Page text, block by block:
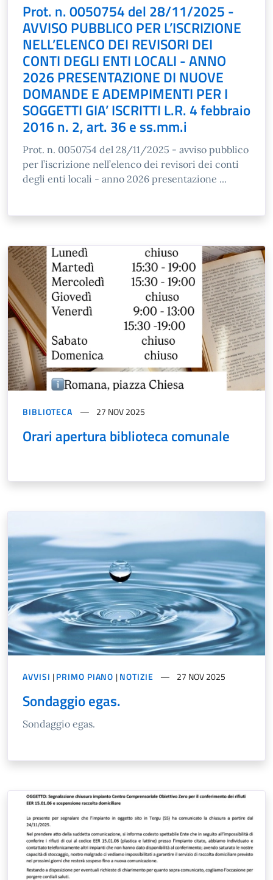
Prot. n. 0050754 del 28/11/2025 -
AVVISO PUBBLICO PER L’ISCRIZIONE
NELL’ELENCO DEI REVISORI DEI
CONTI DEGLI ENTI LOCALI - ANNO
2026 PRESENTAZIONE DI NUOVE
DOMANDE E ADEMPIMENTI PER I
SOGGETTI GIA’ ISCRITTI L.R. 4 febbraio
2016 n. 2, art. 36 e ss.mm.i
Prot. n. 0050754 del 28/11/2025 - avviso pubblico
per l’iscrizione nell’elenco dei revisori dei conti
degli enti locali - anno 2026 presentazione ...
BIBLIOTECA 27 NOV 2025
Orari apertura biblioteca comunale
AVVISI |PRIMO PIANO |NOTIZIE 27 NOV 2025
Sondaggio egas.
Sondaggio egas.